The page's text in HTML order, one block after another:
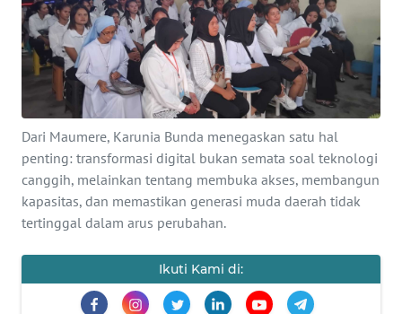
Dari Maumere, Karunia Bunda menegaskan satu hal
penting: transformasi digital bukan semata soal teknologi
canggih, melainkan tentang membuka akses, membangun
kapasitas, dan memastikan generasi muda daerah tidak
tertinggal dalam arus perubahan.
Ikuti Kami di:
INDEKS
BERITA
KONTAK
KAMI
INFO
IKLAN
TENTANG